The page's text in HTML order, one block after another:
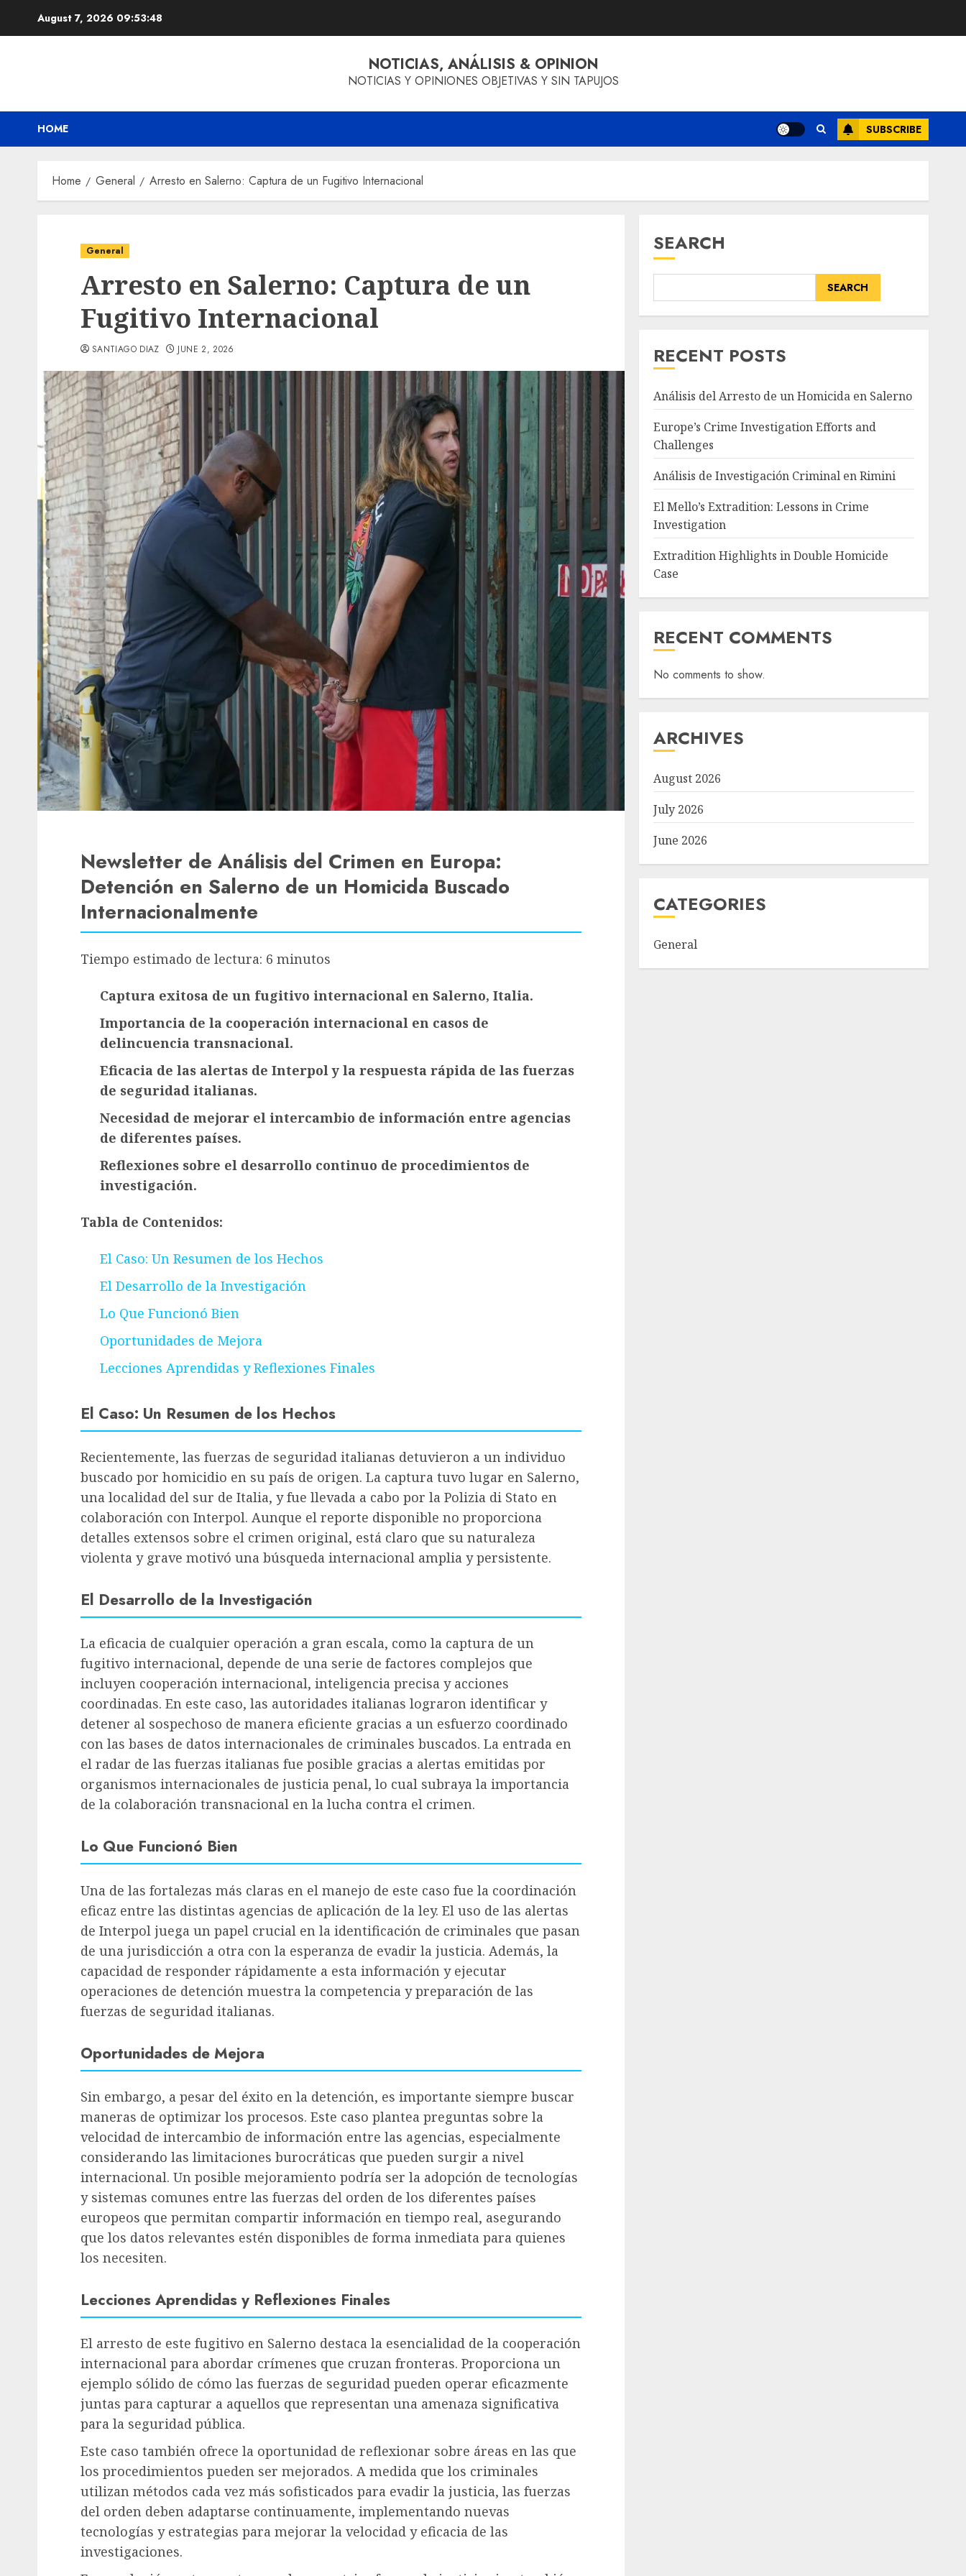
August 7, 2026 09:53:49
NOTICIAS, ANÁLISIS & OPINION
NOTICIAS Y OPINIONES OBJETIVAS Y SIN TAPUJOS
HOME SUBSCRIBE
Home General Arresto en Salerno: Captura de un Fugitivo Internacional
General
Arresto en Salerno: Captura de un
Fugitivo Internacional
SANTIAGO DIAZ JUNE 2, 2026
Newsletter de Análisis del Crimen en Europa:
Detención en Salerno de un Homicida Buscado
Internacionalmente
Tiempo estimado de lectura: 6 minutos
Captura exitosa de un fugitivo internacional en Salerno, Italia.
Importancia de la cooperación internacional en casos de
delincuencia transnacional.
Eficacia de las alertas de Interpol y la respuesta rápida de las fuerzas
de seguridad italianas.
Necesidad de mejorar el intercambio de información entre agencias
de diferentes países.
Reflexiones sobre el desarrollo continuo de procedimientos de
investigación.
Tabla de Contenidos:
El Caso: Un Resumen de los Hechos
El Desarrollo de la Investigación
Lo Que Funcionó Bien
Oportunidades de Mejora
Lecciones Aprendidas y Reflexiones Finales
El Caso: Un Resumen de los Hechos
Recientemente, las fuerzas de seguridad italianas detuvieron a un individuo
buscado por homicidio en su país de origen. La captura tuvo lugar en Salerno,
una localidad del sur de Italia, y fue llevada a cabo por la Polizia di Stato en
colaboración con Interpol. Aunque el reporte disponible no proporciona
detalles extensos sobre el crimen original, está claro que su naturaleza
violenta y grave motivó una búsqueda internacional amplia y persistente.
El Desarrollo de la Investigación
La eficacia de cualquier operación a gran escala, como la captura de un
fugitivo internacional, depende de una serie de factores complejos que
incluyen cooperación internacional, inteligencia precisa y acciones
coordinadas. En este caso, las autoridades italianas lograron identificar y
detener al sospechoso de manera eficiente gracias a un esfuerzo coordinado
con las bases de datos internacionales de criminales buscados. La entrada en
el radar de las fuerzas italianas fue posible gracias a alertas emitidas por
organismos internacionales de justicia penal, lo cual subraya la importancia
de la colaboración transnacional en la lucha contra el crimen.
Lo Que Funcionó Bien
Una de las fortalezas más claras en el manejo de este caso fue la coordinación
eficaz entre las distintas agencias de aplicación de la ley. El uso de las alertas
de Interpol juega un papel crucial en la identificación de criminales que pasan
de una jurisdicción a otra con la esperanza de evadir la justicia. Además, la
capacidad de responder rápidamente a esta información y ejecutar
operaciones de detención muestra la competencia y preparación de las
fuerzas de seguridad italianas.
Oportunidades de Mejora
Sin embargo, a pesar del éxito en la detención, es importante siempre buscar
maneras de optimizar los procesos. Este caso plantea preguntas sobre la
velocidad de intercambio de información entre las agencias, especialmente
considerando las limitaciones burocráticas que pueden surgir a nivel
internacional. Un posible mejoramiento podría ser la adopción de tecnologías
y sistemas comunes entre las fuerzas del orden de los diferentes países
europeos que permitan compartir información en tiempo real, asegurando
que los datos relevantes estén disponibles de forma inmediata para quienes
los necesiten.
Lecciones Aprendidas y Reflexiones Finales
El arresto de este fugitivo en Salerno destaca la esencialidad de la cooperación
internacional para abordar crímenes que cruzan fronteras. Proporciona un
ejemplo sólido de cómo las fuerzas de seguridad pueden operar eficazmente
juntas para capturar a aquellos que representan una amenaza significativa
para la seguridad pública.
Este caso también ofrece la oportunidad de reflexionar sobre áreas en las que
los procedimientos pueden ser mejorados. A medida que los criminales
utilizan métodos cada vez más sofisticados para evadir la justicia, las fuerzas
del orden deben adaptarse continuamente, implementando nuevas
tecnologías y estrategias para mejorar la velocidad y eficacia de las
investigaciones.
SEARCH
SEARCH
RECENT POSTS
Análisis del Arresto de un Homicida en Salerno
Europe’s Crime Investigation Efforts and
Challenges
Análisis de Investigación Criminal en Rimini
El Mello’s Extradition: Lessons in Crime
Investigation
Extradition Highlights in Double Homicide
Case
RECENT COMMENTS
No comments to show.
ARCHIVES
August 2026
July 2026
June 2026
CATEGORIES
General